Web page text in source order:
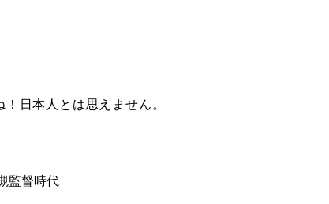
日本人とは思えません。
監督時代